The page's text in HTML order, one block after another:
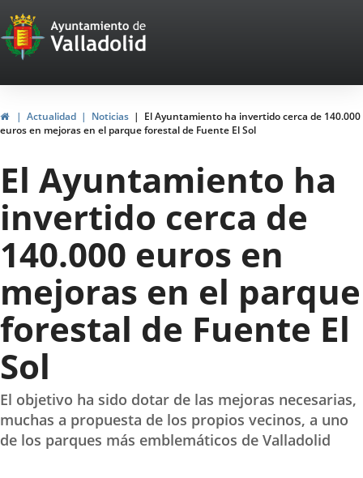
Portal
Web
del
Ayuntamiento
de
Valladolid
HomeActualidad Noticias
El Ayuntamiento ha invertido cerca de 140.000
euros en mejoras en el parque forestal de Fuente El Sol
El Ayuntamiento ha
invertido cerca de
140.000 euros en
mejoras en el parque
forestal de Fuente El
Sol
El objetivo ha sido dotar de las mejoras necesarias,
muchas a propuesta de los propios vecinos, a uno
de los parques más emblemáticos de Valladolid